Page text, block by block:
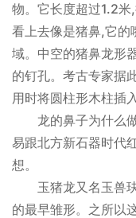
物。它长度超过1.2
看上去像是猪鼻,它的
域。中空的猪鼻龙形
的钉孔。考古专家据
用时将圆柱形木柱插
龙的鼻子为什么做
易跟北方新石器时代
想。
玉猪龙又名玉兽玦
的最早雏形。之所以